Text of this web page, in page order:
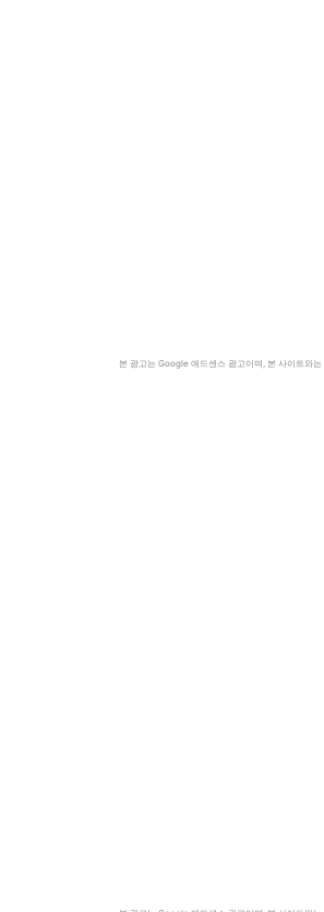
본 광고는 Google 애드센스 광고이며, 본 사이트와는